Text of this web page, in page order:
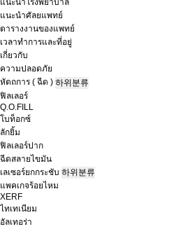
แนะนำโรงพยาบาล
แนะนำศัลยแพทย์
ตารางงานของแพทย์
เวลาทำการและที่อยู่
เกี่ยวกับ
ความปลอดภัย
หัตถการ ( ฉีด ) 하위분류
ฟิลเลอร์
Q.O.FILL
โบท็อกซ์
ลักยิ้ม
ฟิลเลอร์ปาก
ฉีดสลายไขมัน
เลเซอร์ยกกระชับ 하위분류
แพคเกจร้อยไหม
XERF
ไทเทเนียม
อัลเทอร่า